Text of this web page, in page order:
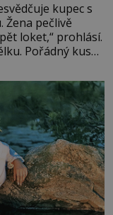
kupec s
pečlivě
loket,“ prohlásí.
Pořádný kus
švadlena
podívejte.“